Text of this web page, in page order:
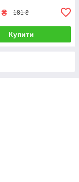
₴ 181 ₴
Купити